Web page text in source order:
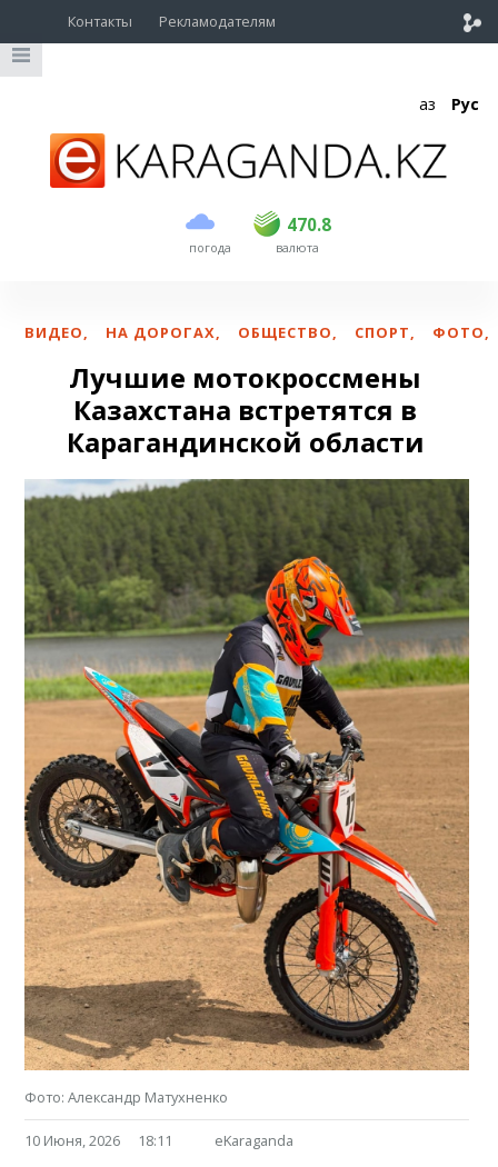
Контакты Рекламодателям
Қаз Рус
погода
470.8
USD 468.5 470.8
EUR валюта
ВИДЕО, НА ДОРОГАХ, ОБЩЕСТВО, СПОРТ, ФОТО,
Лучшие мотокроссмены
Казахстана встретятся в
Карагандинской области
Фото: Александр Матухненко
10 Июня, 2026 18:11 eKaraganda